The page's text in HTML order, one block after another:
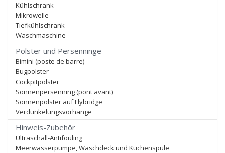
Kühlschrank
Mikrowelle
Tiefkühlschrank
Waschmaschine
Polster und Persenninge
Bimini (poste de barre)
Bugpolster
Cockpitpolster
Sonnenpersenning (pont avant)
Sonnenpolster auf Flybridge
Verdunkelungsvorhänge
Hinweis-Zubehör
Ultraschall-Antifouling
Meerwasserpumpe, Waschdeck und Küchenspüle